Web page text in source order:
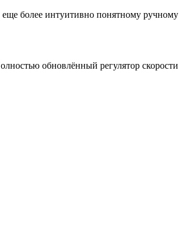
более интуитивно понятному ручному
обновлённый регулятор скорости